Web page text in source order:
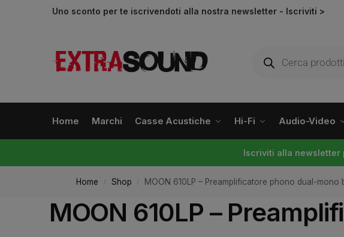
Uno sconto per te iscrivendoti alla nostra newsletter - Iscriviti >
Home Marchi Casse Acustiche Hi-Fi Audio-Video
Iscriviti alla newsletter
Home / Shop / MOON 610LP – Preamplificatore phono dual-mono
MOON 610LP –